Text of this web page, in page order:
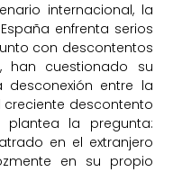
internacional, la
enfrenta serios
con descontentos
han cuestionado su
entre la
creciente descontento
la pregunta:
en el extranjero
en su propio